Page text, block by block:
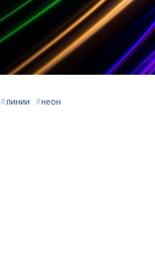
#линии #неон